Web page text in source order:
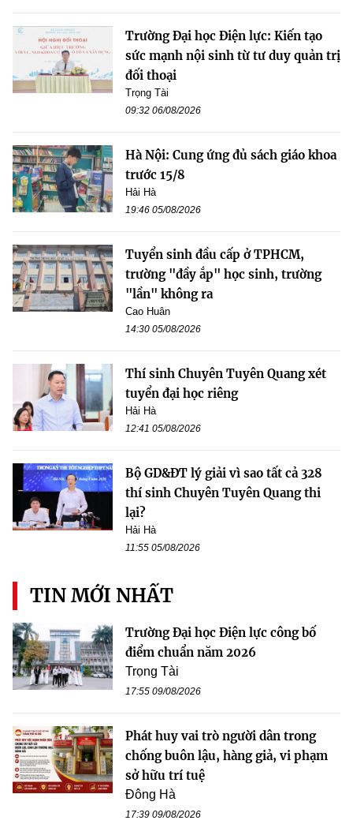
Trường Đại học Điện lực: Kiến tạo
sức mạnh nội sinh từ tư duy quản trị
đối thoại
Trọng Tài
09:32 06/08/2026
Hà Nội: Cung ứng đủ sách giáo khoa
trước 15/8
Hải Hà
19:46 05/08/2026
Tuyển sinh đầu cấp ở TPHCM,
trường "đầy ắp" học sinh, trường
"lần" không ra
Cao Huân
14:30 05/08/2026
Thí sinh Chuyên Tuyên Quang xét
tuyển đại học riêng
Hải Hà
12:41 05/08/2026
Bộ GD&ĐT lý giải vì sao tất cả 328
thí sinh Chuyên Tuyên Quang thi
lại?
Hải Hà
11:55 05/08/2026
TIN MỚI NHẤT
Trường Đại học Điện lực công bố
điểm chuẩn năm 2026
Trọng Tài
17:55 09/08/2026
Phát huy vai trò người dân trong
chống buôn lậu, hàng giả, vi phạm
sở hữu trí tuệ
Đông Hà
17:39 09/08/2026